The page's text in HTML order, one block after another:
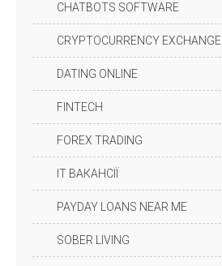
CHATBOTS SOFTWARE
CRYPTOCURRENCY EXCHANGE
DATING ONLINE
FINTECH
FOREX TRADING
IT ВАКАНСІЇ
PAYDAY LOANS NEAR ME
SOBER LIVING